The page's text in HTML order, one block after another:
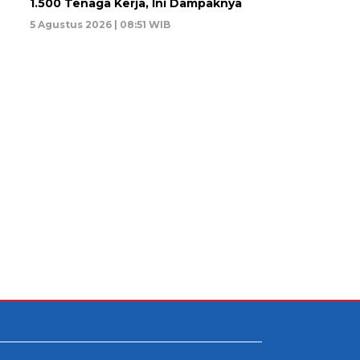
1.500 Tenaga Kerja, Ini Dampaknya
5 Agustus 2026 | 08:51 WIB